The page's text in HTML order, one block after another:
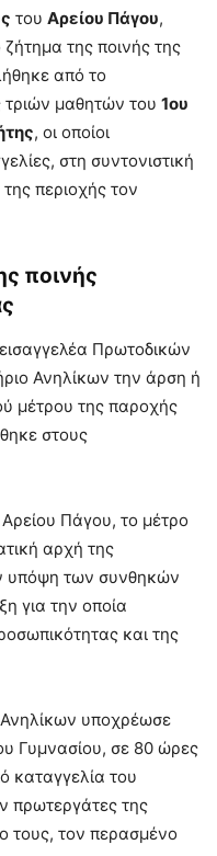
του Αρείου Πάγου,
της ποινής της
από το
τριών μαθητών του 1ου
, οι οποίοι
στη συντονιστική
περιοχής τον
ποινής
Πρωτοδικών
Ανηλίκων την άρση ή
μέτρου της παροχής
στους
Πάγου, το μέτρο
αρχή της
υπόψη των συνθηκών
για την οποία
και της
Ανηλίκων υποχρέωσε
Γυμνασίου, σε 80 ώρες
καταγγελία του
πρωτεργάτες της
τους, τον περασμένο